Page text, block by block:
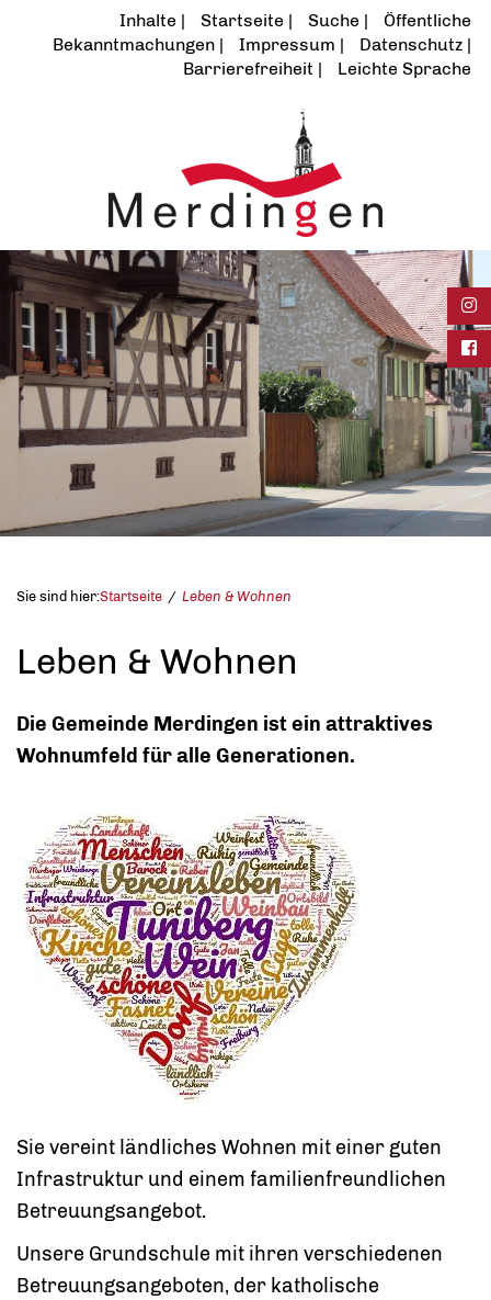
Inhalte Startseite Suche
Öffentliche
Bekanntmachungen
Impressum
Datenschutz
Barrierefreiheit
Leichte Sprache
Sie sind hier:Startseite Leben & Wohnen
Leben & Wohnen
Die Gemeinde Merdingen ist ein attraktives
Wohnumfeld für alle Generationen.
Sie vereint ländliches Wohnen mit einer guten
Infrastruktur und einem familienfreundlichen
Betreuungsangebot.
Unsere Grundschule mit ihren verschiedenen
Betreuungsangeboten, der katholische